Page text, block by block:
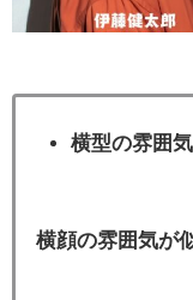
横型の雰囲気
横顔の雰囲気が